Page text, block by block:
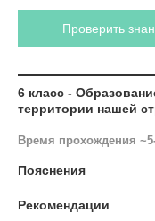
Проверить
6 класс -
территории нашей
Время прохождения
Пояснения
Рекомендации